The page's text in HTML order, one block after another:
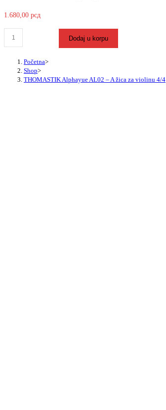
1.680,00 рсд
THOMASTIK
Alphayue
AL02
Dodaj u korpu
Početna>
Shop>
THOMASTIK Alphayue AL02 – A žica za violinu 4/4